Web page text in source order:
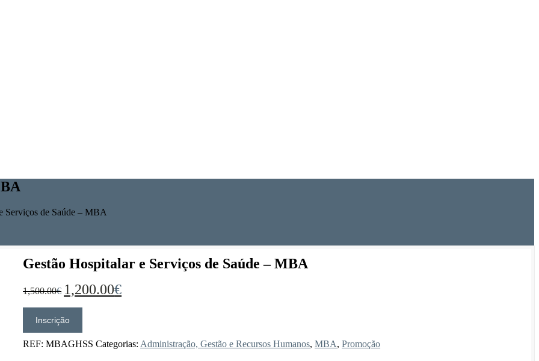
Serviços de Saúde – MBA
Gestão Hospitalar e Serviços de Saúde – MBA
1,500.00€ O
preço
original
era:
1,200.00€O
preço
Quantidade
de
Gestão
Inscrição
REF:MBAGHSS Categorias: Administração, Gestão e Recursos Humanos,MBA,Promoção